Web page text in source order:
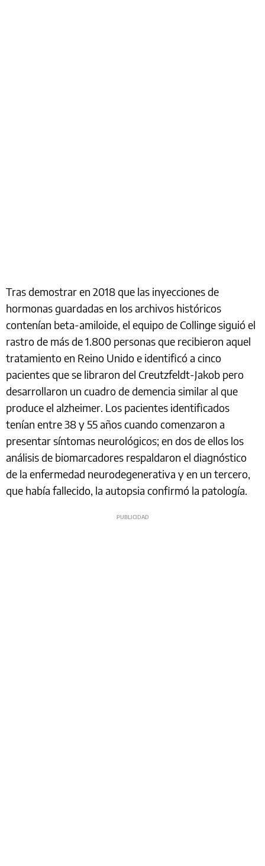
Tras demostrar en 2018 que las inyecciones de
hormonas guardadas en los archivos históricos
contenían beta-amiloide, el equipo de Collinge siguió el
rastro de más de 1.800 personas que recibieron aquel
tratamiento en Reino Unido e identificó a cinco
pacientes que se libraron del Creutzfeldt-Jakob pero
desarrollaron un cuadro de demencia similar al que
produce el alzheimer. Los pacientes identificados
tenían entre 38 y 55 años cuando comenzaron a
presentar síntomas neurológicos; en dos de ellos los
análisis de biomarcadores respaldaron el diagnóstico
de la enfermedad neurodegenerativa y en un tercero,
que había fallecido, la autopsia confirmó la patología.